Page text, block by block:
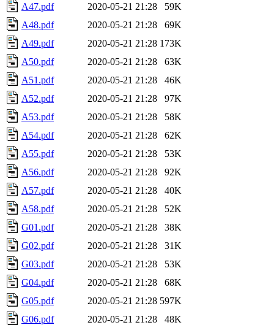
A47.pdf
2020-05-21 21:28
59K
A48.pdf
2020-05-21 21:28
69K
A49.pdf
2020-05-21 21:28 173K
A50.pdf
2020-05-21 21:28
63K
A51.pdf
2020-05-21 21:28
46K
A52.pdf
2020-05-21 21:28
97K
A53.pdf
2020-05-21 21:28
58K
A54.pdf
2020-05-21 21:28
62K
A55.pdf
2020-05-21 21:28
53K
A56.pdf
2020-05-21 21:28
92K
A57.pdf
2020-05-21 21:28
40K
A58.pdf
2020-05-21 21:28
52K
G01.pdf
2020-05-21 21:28
38K
G02.pdf
2020-05-21 21:28
31K
G03.pdf
2020-05-21 21:28
53K
G04.pdf
2020-05-21 21:28
68K
G05.pdf
2020-05-21 21:28 597K
G06.pdf
2020-05-21 21:28
48K